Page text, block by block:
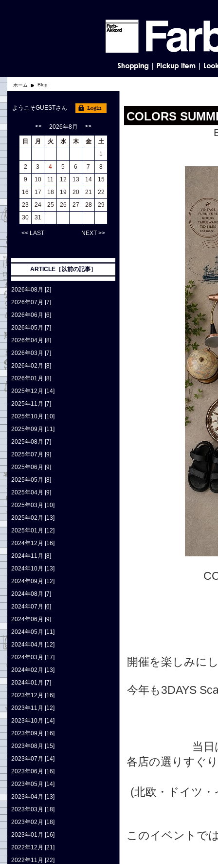
ホーム Blog
COLORS
開催を楽しみに
今年も3DAYS
当
各店の選りすぐ
(北欧・ドイツ
このイベントで
ようこそGUESTさん
<< 2026年8月 >>
日 月 火 水 木 金
土
1
2
3 4 5 6 7
8
9
10 11 12 13 14
15
16
17 18 19 20 21
22
23
24 25 26 27 28
29
30
31
<< LAST NEXT >>
ARTICLE［以前の記事］
2026年08月 [2]
2026年07月 [7]
2026年06月 [6]
2026年05月 [7]
2026年04月 [8]
2026年03月 [7]
2026年02月 [8]
2026年01月 [8]
2025年12月 [14]
2025年11月 [7]
2025年10月 [10]
2025年09月 [11]
2025年08月 [7]
2025年07月 [9]
2025年06月 [9]
2025年05月 [8]
2025年04月 [9]
2025年03月 [10]
2025年02月 [13]
2025年01月 [12]
2024年12月 [16]
2024年11月 [8]
2024年10月 [13]
2024年09月 [12]
2024年08月 [7]
2024年07月 [6]
2024年06月 [9]
2024年05月 [11]
2024年04月 [12]
2024年03月 [17]
2024年02月 [13]
2024年01月 [7]
2023年12月 [16]
2023年11月 [12]
2023年10月 [14]
2023年09月 [16]
2023年08月 [15]
2023年07月 [14]
2023年06月 [16]
2023年05月 [14]
2023年04月 [13]
2023年03月 [18]
2023年02月 [18]
2023年01月 [16]
2022年12月 [21]
2022年11月 [22]